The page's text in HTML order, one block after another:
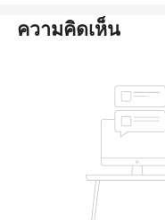
ความคิดเห็น